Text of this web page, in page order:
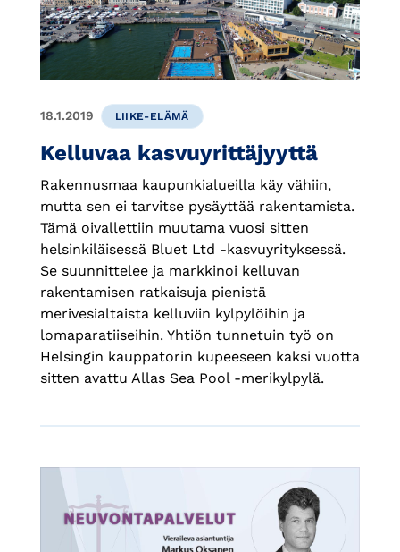
18.1.2019 LIIKE-ELÄMÄ
Kelluvaa kasvuyrittäjyyttä
Rakennusmaa kaupunkialueilla käy vähiin,
mutta sen ei tarvitse pysäyttää rakentamista.
Tämä oivallettiin muutama vuosi sitten
helsinkiläisessä Bluet Ltd -kasvuyrityksessä.
Se suunnittelee ja markkinoi kelluvan
rakentamisen ratkaisuja pienistä
merivesialtaista kelluviin kylpylöihin ja
lomaparatiiseihin. Yhtiön tunnetuin työ on
Helsingin kauppatorin kupeeseen kaksi vuotta
sitten avattu Allas Sea Pool -merikylpylä.